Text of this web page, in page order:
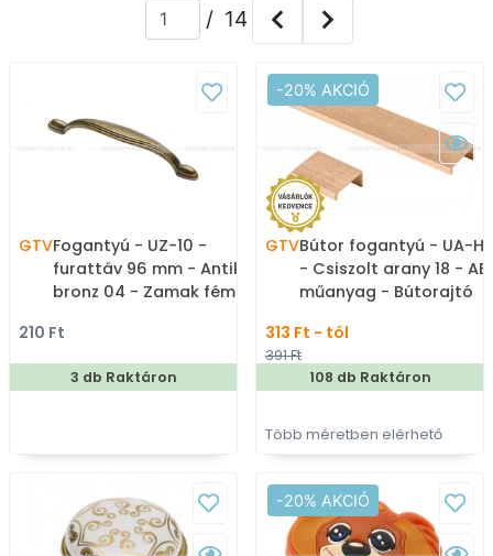
/ 14
GTVFogantyú - UZ-10 -
furattáv 96 mm - Antik
bronz 04 - Zamak fém
vintage, antik fém
bútorfogantyú
210 Ft
3 db Raktáron
-20% AKCIÓ
GTVBútor fogantyú - UA-
- Csiszolt arany 18 -
műanyag - Bútorajtó
fém fogantyú
313 Ft - tól
391 Ft
108 db Raktáron
Több méretben elérhető
-20% AKCIÓ